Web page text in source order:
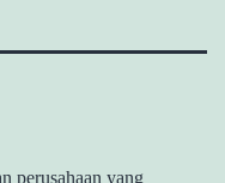
perusahaan yang